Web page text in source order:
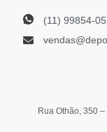
(11) 99854-
Rua Othão, 350